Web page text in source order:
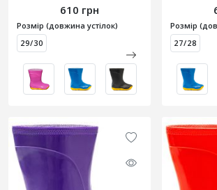
610 грн
Розмір (довжина устілок)
29/30
Розмір
27/28